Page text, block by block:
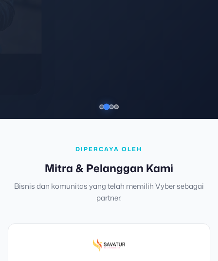
DIPERCAYA OLEH
Mitra & Pelanggan Kami
Bisnis dan komunitas yang telah memilih Vyber sebagai
partner.